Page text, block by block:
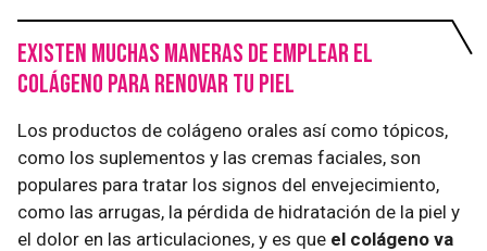
Existen muchas maneras de emplear el
colágeno para renovar tu piel
Los productos de colágeno orales así como tópicos,
como los suplementos y las cremas faciales, son
populares para tratar los signos del envejecimiento,
como las arrugas, la pérdida de hidratación de la piel y
el dolor en las articulaciones, y es que el colágeno va